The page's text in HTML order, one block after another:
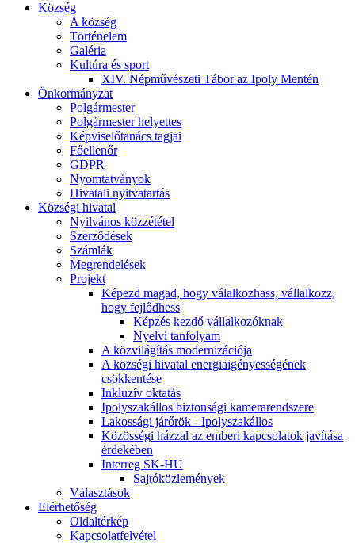
Község
A község
Történelem
Galéria
Kultúra és sport
XIV. Népművészeti Tábor az Ipoly Mentén
Önkormányzat
Polgármester
Polgármester helyettes
Képviselőtanács tagjai
Főellenőr
GDPR
Nyomtatványok
Hivatali nyitvatartás
Községi hivatal
Nyilvános közzététel
Szerződések
Számlák
Megrendelések
Projekt
Képezd magad, hogy válalkozhass, vállalkozz,
hogy fejlődhess
Képzés kezdő vállalkozóknak
Nyelvi tanfolyam
A közvilágítás modernizációja
A községi hivatal energiaigényességének
csökkentése
Inkluzív oktatás
Ipolyszakállos biztonsági kamerarendszere
Lakossági járőrök - Ipolyszakállos
Közösségi házzal az emberi kapcsolatok javítása
érdekében
Interreg SK-HU
Sajtóközlemények
Választások
Elérhetőség
Oldaltérkép
Kapcsolatfelvétel